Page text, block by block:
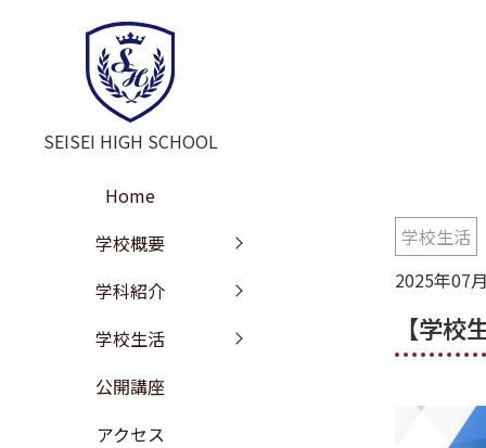
学校生活
2025年07
【学
SEISEI HIGH SCHOOL
Home
学校概要
学校長挨拶
教訓・教育目標
学校沿革
学科紹介
教育の特色
文理探究科
工学探究科
学校生活
年間行事
部活動
進路情報
公開講座
アクセス